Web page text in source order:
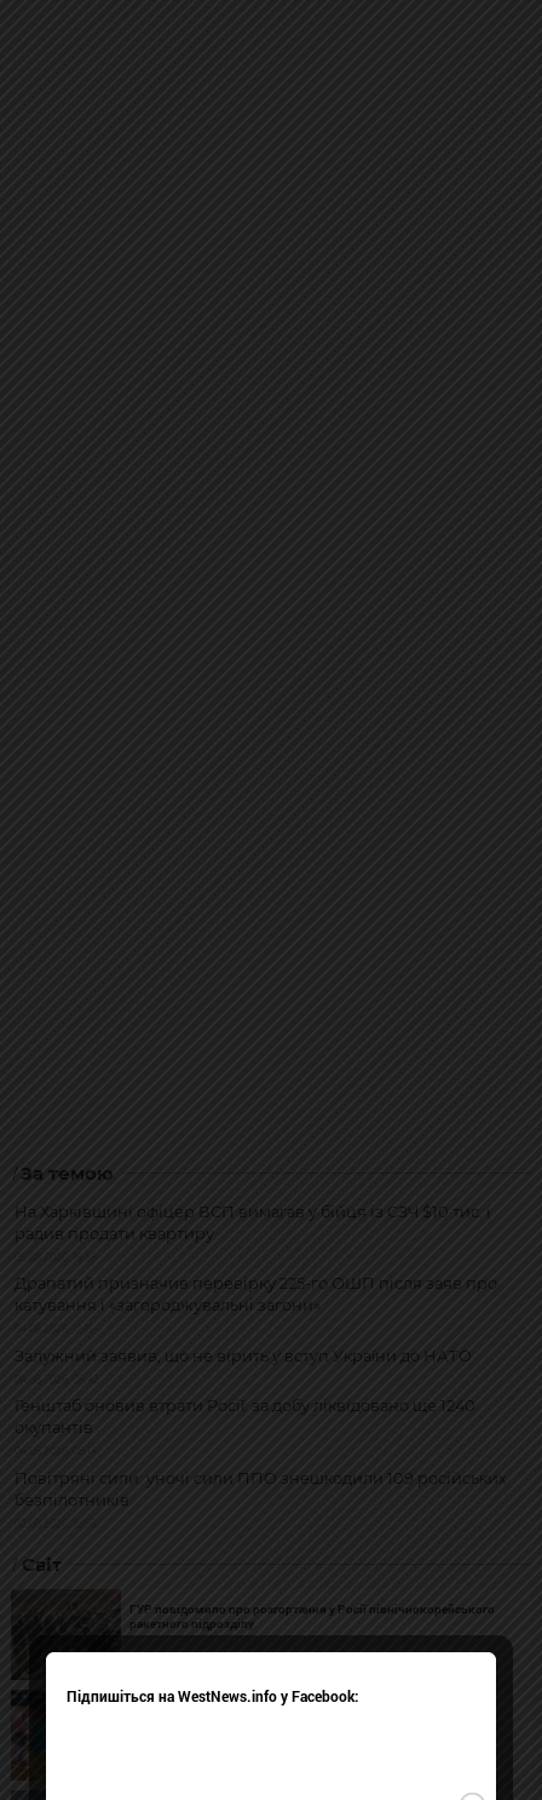
За темою
На Харківщині офіцер ВСП вимагав у бійця із СЗЧ $10 тис. і
радив продати квартиру
Драпатий призначив перевірку 225-го ОШП після заяв про
катування і «загороджувальні загони»
Залужний заявив, що не вірить у вступ України до НАТО
Генштаб оновив втрати Росії: за добу ліквідовано ще 1240
окупантів
Повітряні сили: уночі сили ППО знешкодили 109 російських
безпілотників
Світ
ГУР повідомило про розгортання у Росії північнокорейського
ракетного підрозділу
У Вроцлаві затримали п'яну жінку з ножами, яка кричала на
Підпишіться на WestNews.info у Facebook: